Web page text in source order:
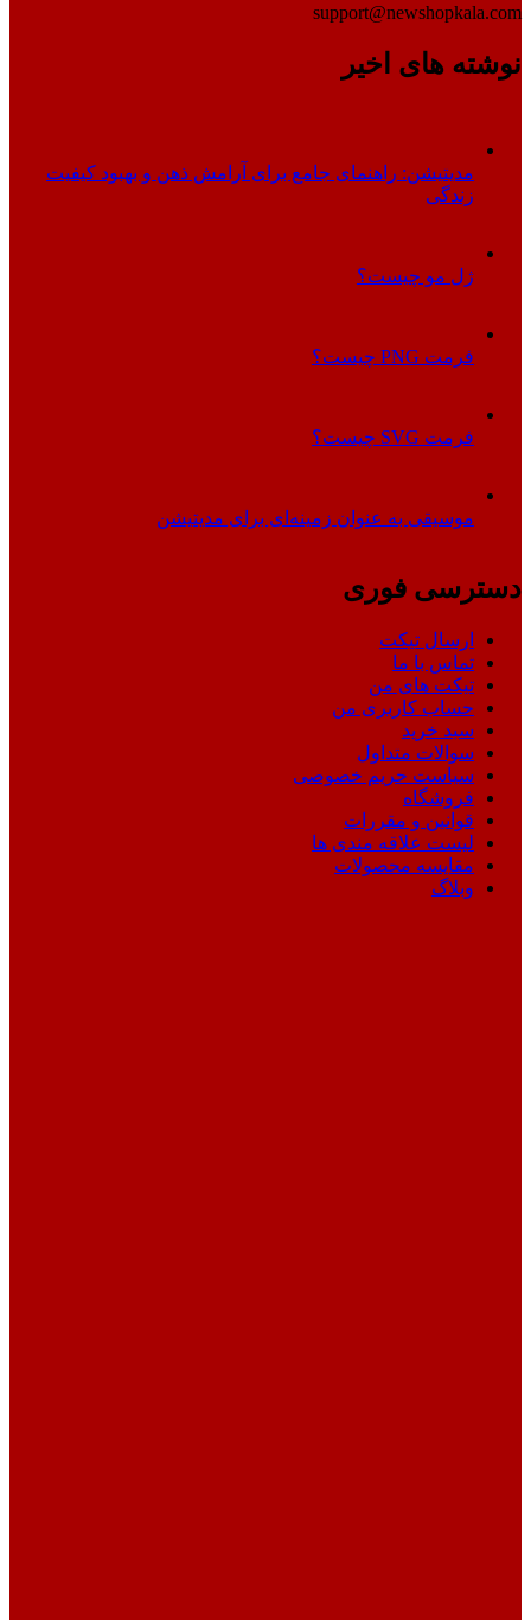
support@newshopkala.com
نوشته های اخیر
مدیتیشن: راهنمای جامع برای آرامش ذهن و بهبود کیفیت
زندگی
ژل مو چیست؟
فرمت PNG چیست؟
فرمت SVG چیست؟
موسیقی به عنوان زمینه‌ای برای مدیتیشن
دسترسی فوری
ارسال تیکت
تماس با ما
تیکت های من
حساب کاربری من
سبد خرید
سوالات متداول
سیاست حریم خصوصی
فروشگاه
قوانین و مقررات
لیست علاقه مندی ها
مقایسه محصولات
وبلاگ